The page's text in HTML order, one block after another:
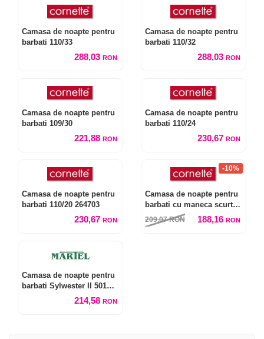
Camasa de noapte pentru
barbati 110/33
288,03 RON
Camasa de noapte pentru
barbati 110/32
288,03 RON
Camasa de noapte pentru
barbati 109/30
221,88 RON
Camasa de noapte pentru
barbati 110/24
230,67 RON
Camasa de noapte pentru
barbati 110/20 264703
230,67 RON
-10%
Camasa de noapte pentru
barbati cu maneca scurta
109/07 655301
209,07RON 188,16 RON
Camasa de noapte pentru
barbati Sylwester II 501
214,58 RON